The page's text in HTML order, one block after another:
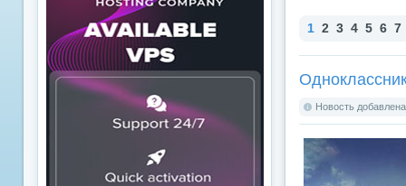
1 2 3 4 5 6 7
Новость